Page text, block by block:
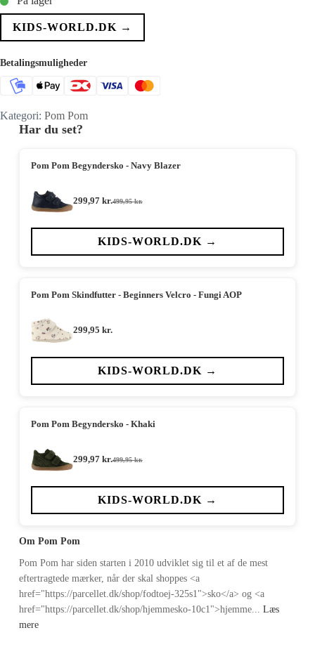
KIDS-WORLD.DK →
Betalingsmuligheder
Kategori: Pom Pom
Har du set?
Pom Pom Begyndersko - Navy Blazer
499,95kr.
Den
pris
var:
299,97 kr.Den
pris
er:
KIDS-WORLD.DK →
Pom Pom Skindfutter - Beginners Velcro - Fungi AOP
299,95 kr.
KIDS-WORLD.DK →
Pom Pom Begyndersko - Khaki
499,95kr.
Den
pris
var:
299,97 kr.Den
pris
er:
KIDS-WORLD.DK →
Om Pom Pom
Pom Pom har siden starten i 2010 udviklet sig til et af de mest
eftertragtede mærker, når der skal shoppes <a
href="https://parcellet.dk/shop/fodtoej-325s1">sko</a> og <a
href="https://parcellet.dk/shop/hjemmesko-10c1">hjemme... Læs
mere